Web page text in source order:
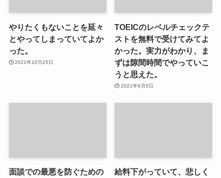
やりたくもないことを延々
とやってしまっていてよか
った。
2021年10月25日
TOEICのレベルチェックテ
ストを無料で受けてみてよ
かった。実力がわかり、ま
ずは隙間時間でやっていこ
うと思えた。
2021年9月5日
面談での最悪を防ぐための
給料下がっていて、悲しく